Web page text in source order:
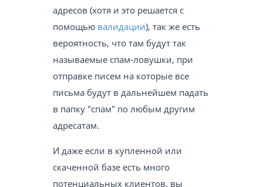
адресов (хотя и это решается с
помощью валидации), так же есть
вероятность, что там будут так
называемые спам-ловушки, при
отправке писем на которые все
письма будут в дальнейшем падать
в папку "спам" по любым другим
адресатам.
И даже если в купленной или
скаченной базе есть много
потенциальных клиентов, вы